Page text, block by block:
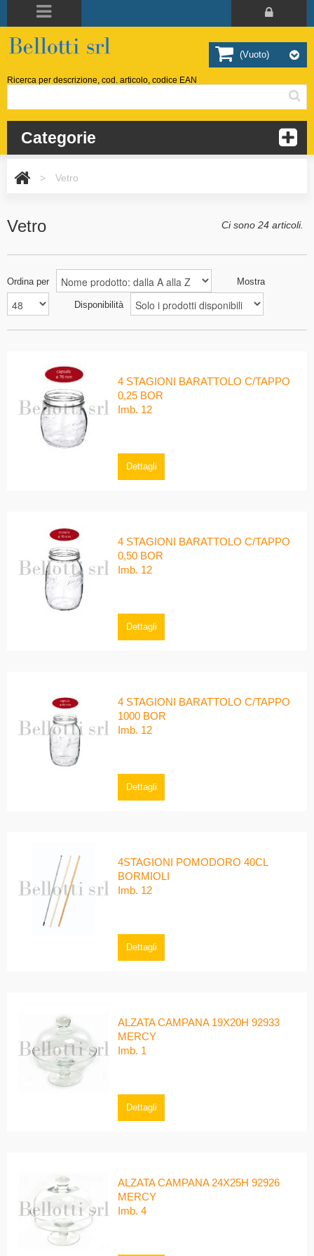
Ricerca per descrizione, cod. articolo, codice EAN
Categorie
(vuoto)
> Vetro
Vetro Ci sono 24 articoli.
Ordina per Mostra
Disponibilità
4 STAGIONI BARATTOLO C/TAPPO
0,25 BOR
Imb. 12
Dettagli
4 STAGIONI BARATTOLO C/TAPPO
0,50 BOR
Imb. 12
Dettagli
4 STAGIONI BARATTOLO C/TAPPO
1000 BOR
Imb. 12
Dettagli
4STAGIONI POMODORO 40CL
BORMIOLI
Imb. 12
Dettagli
ALZATA CAMPANA 19X20H 92933
MERCY
Imb. 1
Dettagli
ALZATA CAMPANA 24X25H 92926
MERCY
Imb. 4